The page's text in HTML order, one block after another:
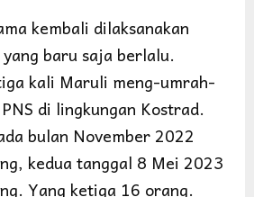
kembali dilaksanakan
baru saja berlalu.
kali Maruli meng-umrah-
di lingkungan Kostrad.
bulan November 2022
kedua tanggal 8 Mei 2023
Yang ketiga 16 orang.